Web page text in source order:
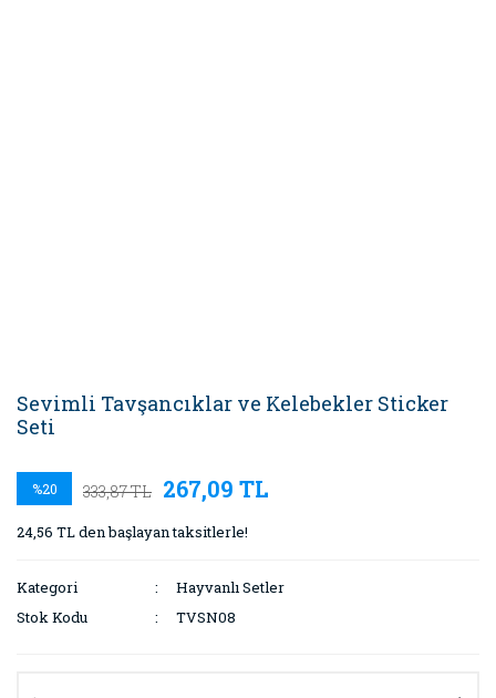
Sevimli Tavşancıklar ve Kelebekler Sticker
Seti
%20 333,87 TL 267,09 TL
24,56 TL den başlayan taksitlerle!
Kategori
Hayvanlı Setler
Stok Kodu
TVSN08